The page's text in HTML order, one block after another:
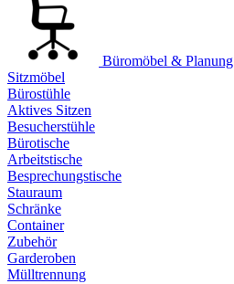
Büromöbel & Planung
Sitzmöbel
Bürostühle
Aktives Sitzen
Besucherstühle
Bürotische
Arbeitstische
Besprechungstische
Stauraum
Schränke
Container
Zubehör
Garderoben
Mülltrennung